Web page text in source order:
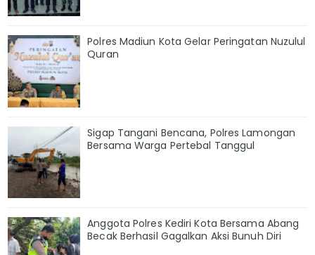
Polres Madiun Kota Gelar Peringatan Nuzulul
Quran
Sigap Tangani Bencana, Polres Lamongan
Bersama Warga Pertebal Tanggul
Anggota Polres Kediri Kota Bersama Abang
Becak Berhasil Gagalkan Aksi Bunuh Diri